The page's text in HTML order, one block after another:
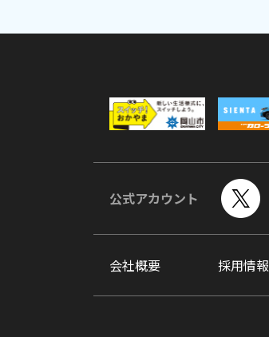
公式アカウント
会社概要 採用情報